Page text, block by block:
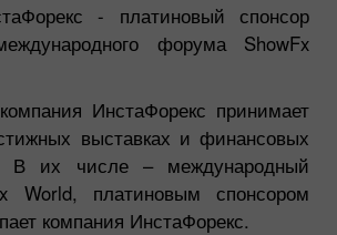
- платиновый спонсор
форума ShowFx
ИнстаФорекс принимает
выставках и финансовых
В их числе – международный
World, платиновым спонсором
компания ИнстаФорекс.